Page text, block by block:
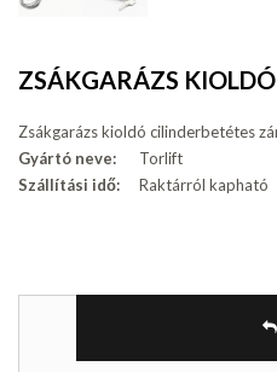
ZSÁKGARÁZS
Zsákgarázs kioldó cilinderbetétes
Gyártó neve:
Torlift
Szállítási idő:
Raktárról kapható